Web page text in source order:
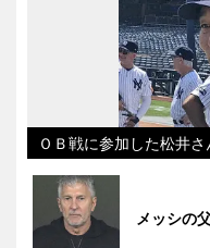
ＯＢ戦に参加した松井さ
メッシの